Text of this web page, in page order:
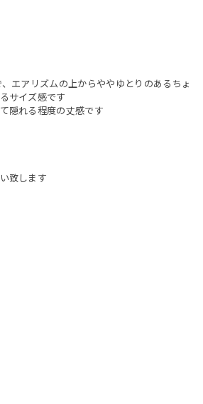
エアリズムの上からややゆとりのあるちょ
サイズ感です
隠れる程度の丈感です
致します